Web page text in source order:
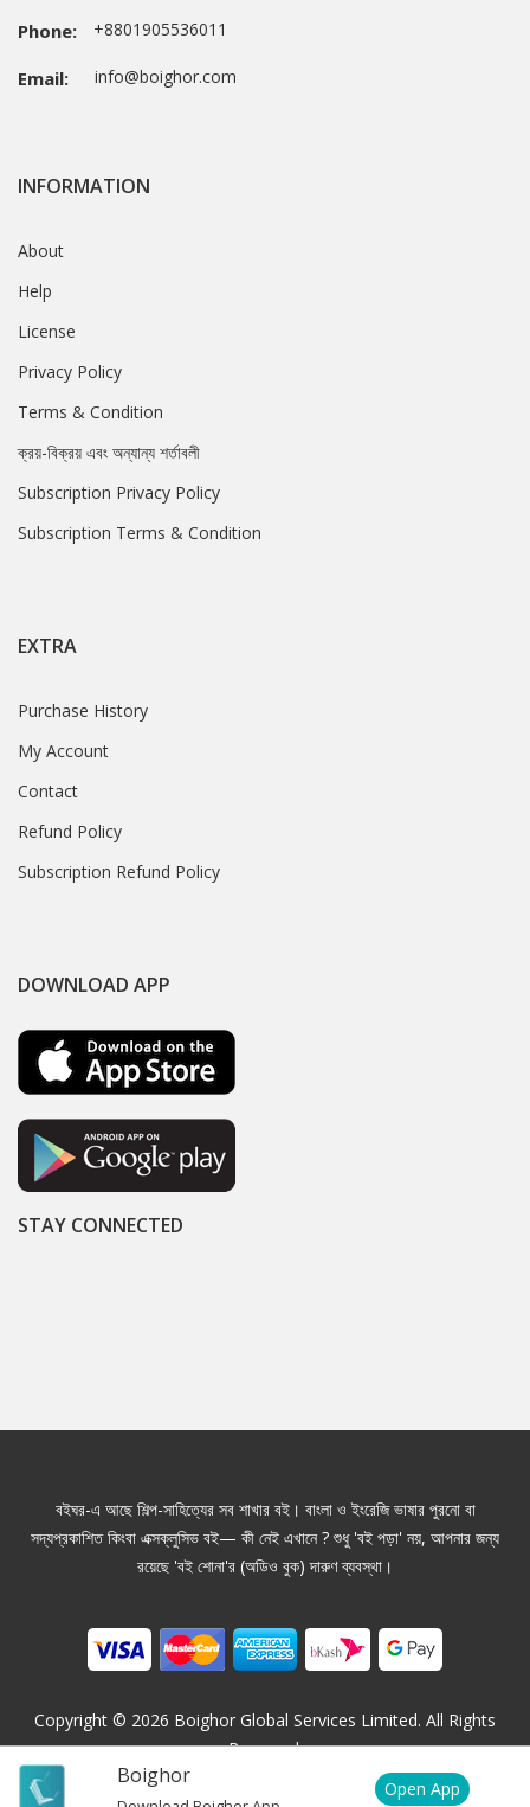
Boighor
Open App
Phone: +8801905536011
Email: info@boighor.com
INFORMATION
About
Help
License
Privacy Policy
Terms & Condition
ক্রয়-বিক্রয় এবং অন্যান্য শর্তাবলী
Subscription Privacy Policy
Subscription Terms & Condition
EXTRA
Purchase History
My Account
Contact
Refund Policy
Subscription Refund Policy
DOWNLOAD APP
STAY CONNECTED
বইঘর-এ আছে শিল্প-সাহিত্যের সব শাখার বই। বাংলা ও ইংরেজি ভাষার পুরনো বা
সদ্যপ্রকাশিত কিংবা এক্সক্লুসিভ বই— কী নেই এখানে ? শুধু 'বই পড়া' নয়, আপনার জন্য
রয়েছে 'বই শোনা'র (অডিও বুক) দারুণ ব্যবস্থা।
Copyright © 2026 Boighor Global Services Limited. All Rights
Reserved.